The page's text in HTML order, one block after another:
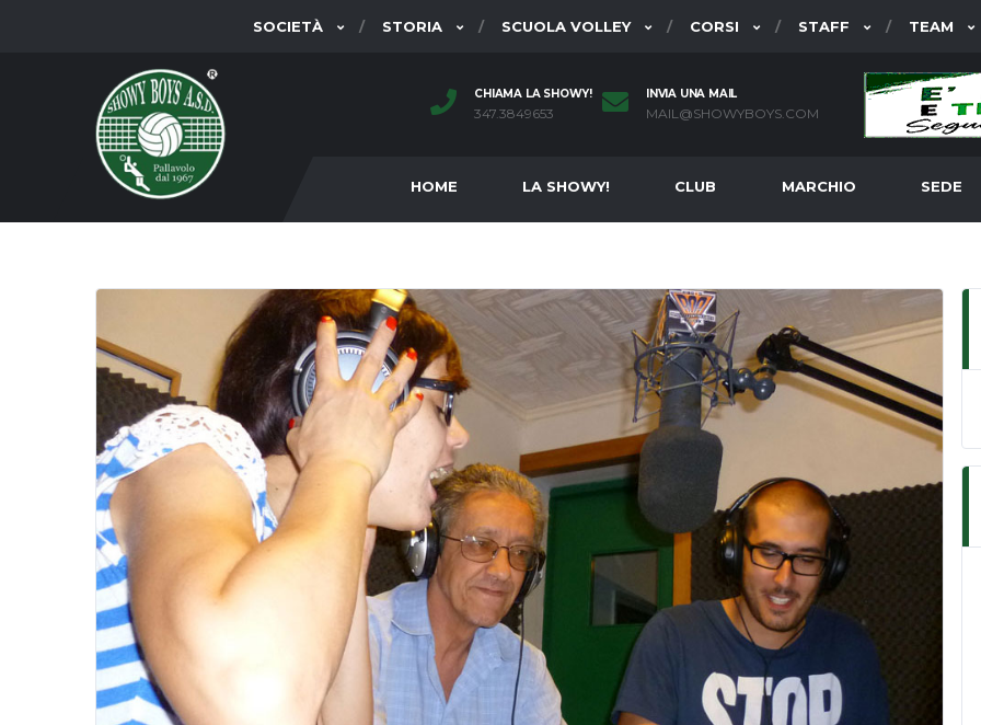
SOCIETÀ STORIA SCUOLA VOLLEY CORSI STAFF TEAM
CHIAMA LA SHOWY!
347.3849653
INVIA UNA MAIL
MAIL@SHOWYBOYS.COM
HOME LA SHOWY! CLUB MARCHIO SEDE